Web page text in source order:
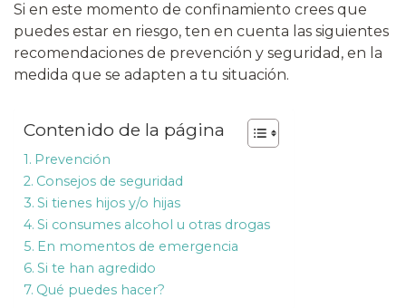
Si en este momento de confinamiento crees que
puedes estar en riesgo, ten en cuenta las siguientes
recomendaciones de prevención y seguridad, en la
medida que se adapten a tu situación.
Contenido de la página
Prevención
Consejos de seguridad
Si tienes hijos y/o hijas
Si consumes alcohol u otras drogas
En momentos de emergencia
Si te han agredido
Qué puedes hacer?